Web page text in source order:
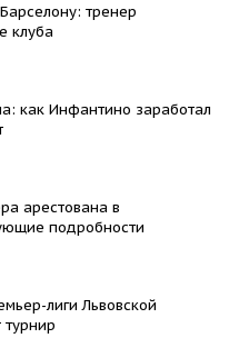
тренер
клуба
как Инфантино заработал
арестована в
подробности
лиги Львовской
турнир